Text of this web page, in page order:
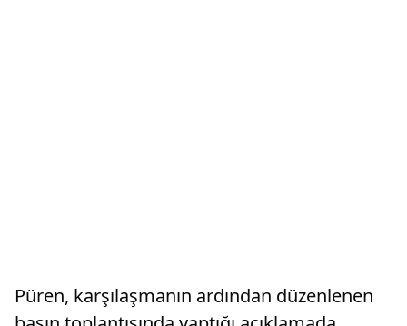
Püren, karşılaşmanın ardından düzenlenen